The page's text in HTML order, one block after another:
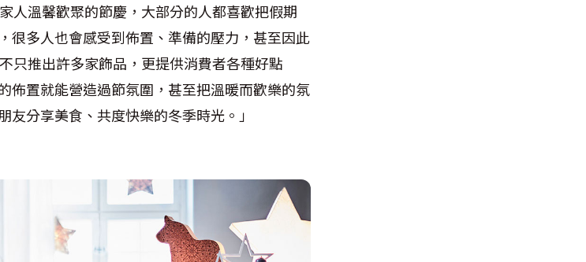
人溫馨歡聚的節慶，大部分的人都喜歡把假期
很多人也會感受到佈置、準備的壓力，甚至因此
只推出許多家飾品，更提供消費者各種好點
佈置就能營造過節氛圍，甚至把溫暖而歡樂的氛
分享美食、共度快樂的冬季時光。」